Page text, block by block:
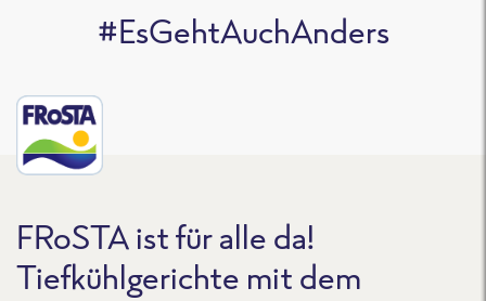
#EsGehtAuchAnders
FRoSTA ist für alle da!
Tiefkühlgerichte mit dem